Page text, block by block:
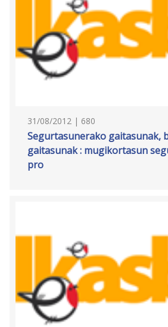
31/08/2012 | 680
Segurtasunerako gaitasunak,
gaitasunak : mugikortasun
pro